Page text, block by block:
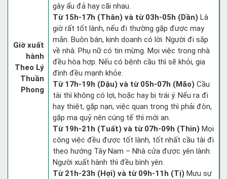
Giờ xuất
hành
Theo Lý
Thuần
Phong
gây ẩu đả hay cãi nhau.
Từ 15h-17h (Thân) và từ 03h-05h (Dần) Là
giờ rất tốt lành, nếu đi thường gặp được may
mắn. Buôn bán, kinh doanh có lời. Người đi sắp
về nhà. Phụ nữ có tin mừng. Mọi việc trong nhà
đều hòa hợp. Nếu có bệnh cầu thì sẽ khỏi, gia
đình đều mạnh khỏe.
Từ 17h-19h (Dậu) và từ 05h-07h (Mão) Cầu
tài thì không có lợi, hoặc hay bị trái ý. Nếu ra đi
hay thiệt, gặp nạn, việc quan trọng thì phải đòn,
gặp ma quỷ nên cúng tế thì mới an.
Từ 19h-21h (Tuất) và từ 07h-09h (Thìn) Mọi
công việc đều được tốt lành, tốt nhất cầu tài đi
theo hướng Tây Nam – Nhà cửa được yên lành.
Người xuất hành thì đều bình yên.
Từ 21h-23h (Hợi) và từ 09h-11h (Tị) Mưu sự